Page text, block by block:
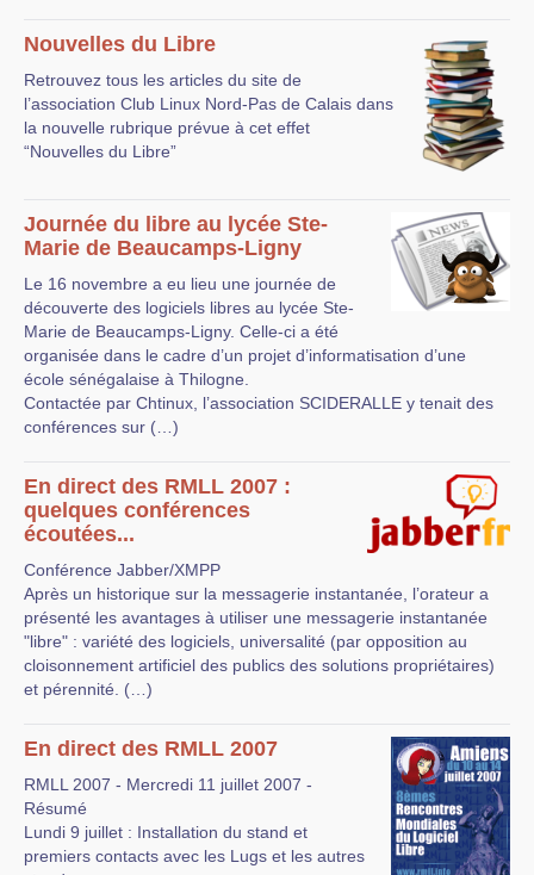
Nouvelles du Libre
Retrouvez tous les articles du site de
l’association Club Linux Nord-Pas de Calais dans
la nouvelle rubrique prévue à cet effet
“Nouvelles du Libre”
Journée du libre au lycée Ste-
Marie de Beaucamps-Ligny
Le 16 novembre a eu lieu une journée de
découverte des logiciels libres au lycée Ste-
Marie de Beaucamps-Ligny. Celle-ci a été
organisée dans le cadre d’un projet d’informatisation d’une
école sénégalaise à Thilogne.
Contactée par Chtinux, l’association SCIDERALLE y tenait des
conférences sur (…)
En direct des RMLL 2007 :
quelques conférences
écoutées...
Conférence Jabber/XMPP
Après un historique sur la messagerie instantanée, l’orateur a
présenté les avantages à utiliser une messagerie instantanée
"libre" : variété des logiciels, universalité (par opposition au
cloisonnement artificiel des publics des solutions propriétaires)
et pérennité. (…)
En direct des RMLL 2007
RMLL 2007 - Mercredi 11 juillet 2007 -
Résumé
Lundi 9 juillet : Installation du stand et
premiers contacts avec les Lugs et les autres